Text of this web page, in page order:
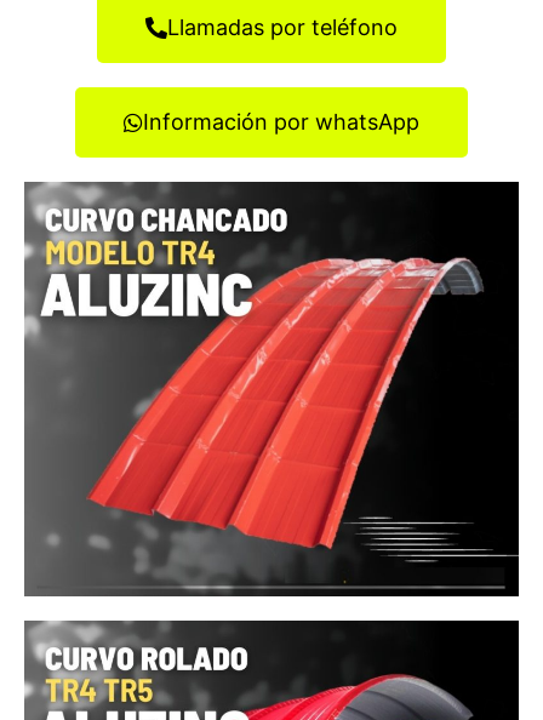
Llamadas por teléfono
Información por whatsApp